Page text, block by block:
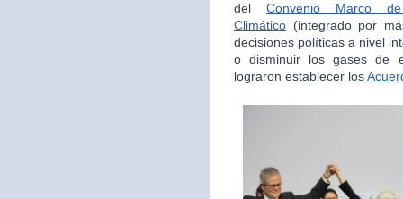
del Convenio Marco
Climático (integrado por
decisiones políticas a nivel
o disminuir los gases de
lograron establecer los